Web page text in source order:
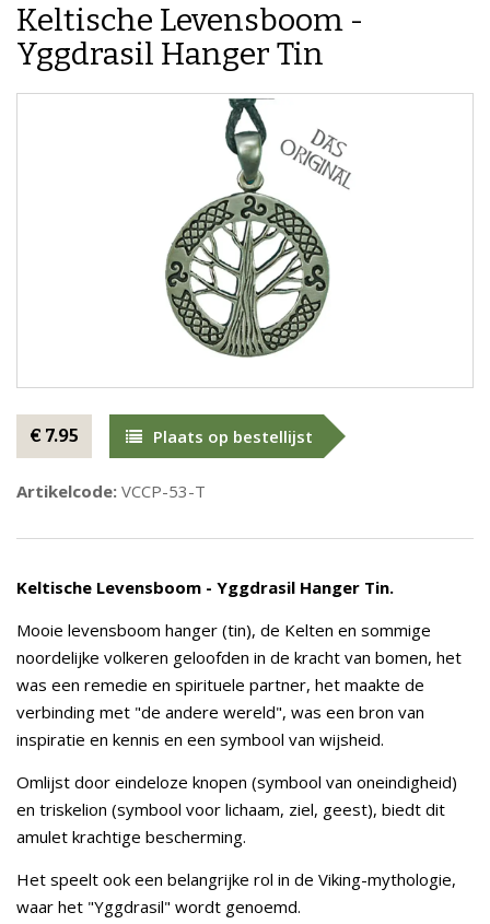
​Keltische Levensboom -
Yggdrasil Hanger Tin
€ 7.95 Plaats op bestellijst
Artikelcode: VCCP-53-T
Keltische Levensboom - Yggdrasil Hanger Tin.
Mooie levensboom hanger (tin), de Kelten en sommige
noordelijke volkeren geloofden in de kracht van bomen, het
was een remedie en spirituele partner, het maakte de
verbinding met "de andere wereld", was een bron van
inspiratie en kennis en een symbool van wijsheid.
Omlijst door eindeloze knopen (symbool van oneindigheid)
en triskelion (symbool voor lichaam, ziel, geest), biedt dit
amulet krachtige bescherming.
Het speelt ook een belangrijke rol in de Viking-mythologie,
waar het "Yggdrasil" wordt genoemd.